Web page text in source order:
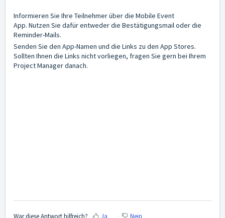
Informieren Sie Ihre Teilnehmer über die Mobile Event
App. Nutzen Sie dafür entweder die Bestätigungsmailoder die
Reminder-Mails.
Senden Sie den App-Namen und die Links zu den App Stores.
Sollten Ihnen die Links nicht vorliegen, fragen Sie gern bei Ihrem
Project Manager danach.
War diese Antwort hilfreich? Ja Nein